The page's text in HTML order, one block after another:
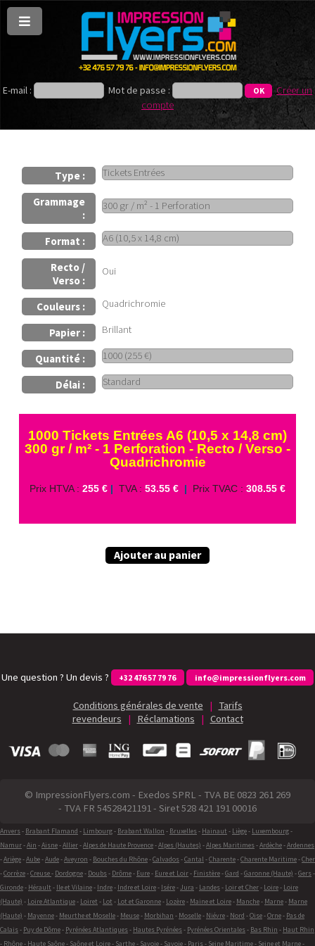
E-mail : Mot de passe :
Créer un
compte
Type :
Grammage
:
Format :
Recto /
Verso :
Oui
Couleurs : Quadrichromie
Papier : Brillant
Quantité :
Délai :
1000 Tickets Entrées A6 (10,5 x 14,8 cm)
300 gr / m² - 1 Perforation - Recto / Verso -
Quadrichromie
Prix HTVA : 255 € | TVA : 53.55 € | Prix TVAC : 308.55 €
Ajouter au panier
Une question ? Un devis ? +32 476 57 79 76 info@impressionflyers.com
Conditions générales de vente |
Tarifs
revendeurs
| Réclamations | Contact
© ImpressionFlyers.com - Exedos SPRL - TVA BE 0823 261 269
- TVA FR 54528421191 - Siret 528 421 191 00016
Anvers- Brabant Flamand - Limbourg- Brabant Wallon - Bruxelles- Hainaut - Liège- Luxembourg-
Namur-Ain -Aisne-Allier-Alpes de Haute Provence-Alpes (Hautes) -Alpes Maritimes-Ardèche-Ardennes
-Ariège-Aube-Aude-Aveyron - Bouches du Rhône-Calvados-Cantal -Charente-Charente Maritime-Cher
-Corrèze-Creuse- Dordogne- Doubs- Drôme- Eure- Eure et Loir- Finistère-Gard -Garonne (Haute) -Gers-
Gironde- Hérault - Ile et Vilaine- Indre- Indre et Loire- Isére- Jura - Landes- Loir et Cher- Loire- Loire
(Haute) - Loire Atlantique- Loiret - Lot - Lot et Garonne- Lozère- Maine et Loire- Manche- Marne- Marne
(Haute) - Mayenne- Meurthe et Moselle- Meuse- Morbihan - Moselle- Niévre- Nord -Oise-Orne- Pas de
Calais- Puy de Dôme- Pyrénées Atlantiques- Hautes Pyrénées- Pyrénées Orientales- Bas Rhin - Haut Rhin
- Rhône- Haute Saône- Saône et Loire- Sarthe- Savoie- Savoie- Paris- Seine Maritime- Seine et Marne-